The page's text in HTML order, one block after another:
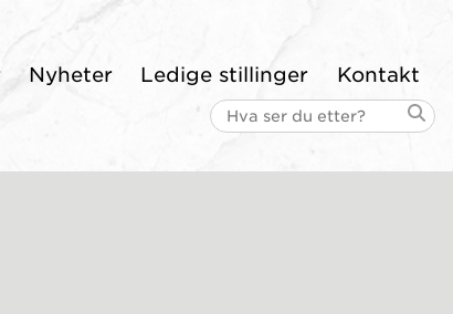
Nyheter Ledige stillinger Kontakt